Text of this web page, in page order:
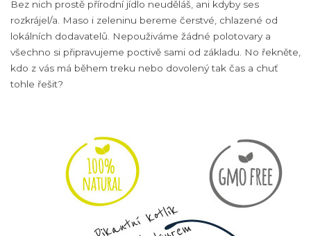
Bez nich prostě přírodní jídlo neuděláš, ani kdyby ses
rozkrájel/a. Maso i zeleninu bereme čerstvé, chlazené od
lokálních dodavatelů. Nepouživáme žádné polotovary a
všechno si připravujeme poctivě sami od základu. No řekněte,
kdo z vás má během treku nebo dovolený tak čas a chuť
tohle řešit?